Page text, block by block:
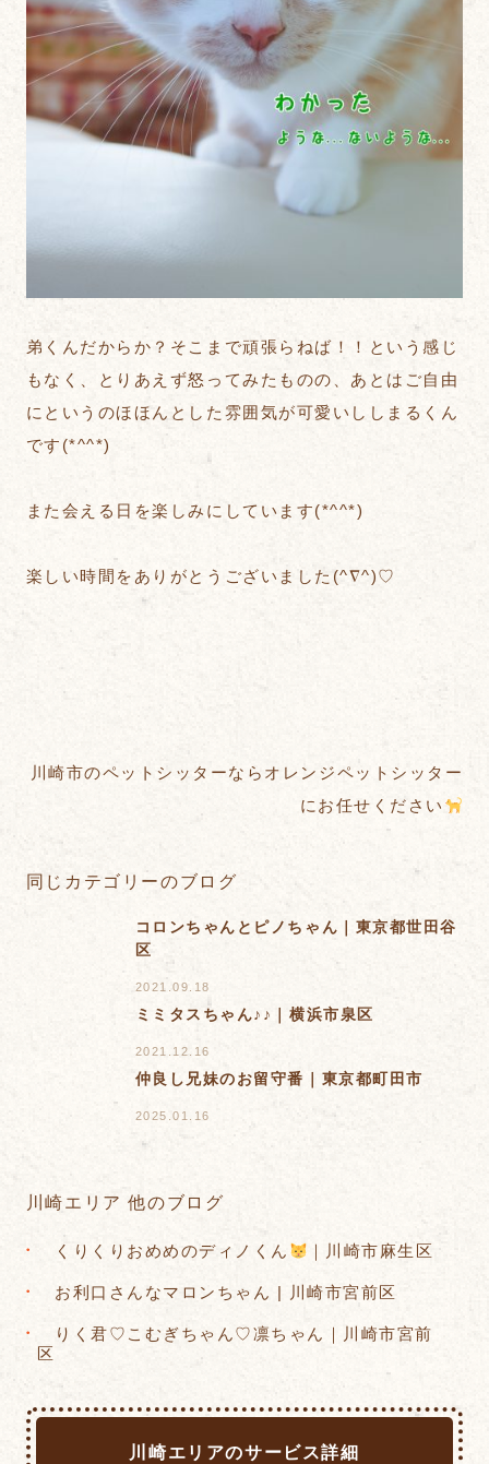
弟くんだからか？そこまで頑張らねば！！という感じ
もなく、とりあえず怒ってみたものの、あとはご自由
にというのほほんとした雰囲気が可愛いししまるくん
です(*^^*)
また会える日を楽しみにしています(*^^*)
楽しい時間をありがとうございました(^∇^)♡
川崎市のペットシッターならオレンジペットシッター
にお任せください
同じカテゴリーのブログ
コロンちゃんとピノちゃん｜東京都世田谷
区
2021.09.18
ミミタスちゃん♪♪｜横浜市泉区
2021.12.16
仲良し兄妹のお留守番｜東京都町田市
2025.01.16
川崎エリア 他のブログ
くりくりおめめのディノくん ｜川崎市麻生区
お利口さんなマロンちゃん | 川崎市宮前区
りく君♡こむぎちゃん♡凛ちゃん｜川崎市宮前
区
川崎エリアのサービス詳細